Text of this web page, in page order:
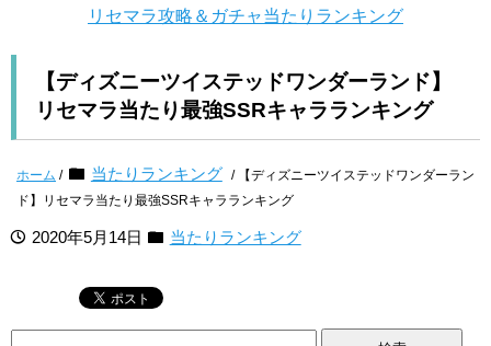
リセマラ攻略＆ガチャ当たりランキング
【ディズニーツイステッドワンダーランド】
リセマラ当たり最強SSRキャラランキング
ホーム / 当たりランキング / 【ディズニーツイステッドワンダーラン
ド】リセマラ当たり最強SSRキャラランキング
2020年5月14日 当たりランキング